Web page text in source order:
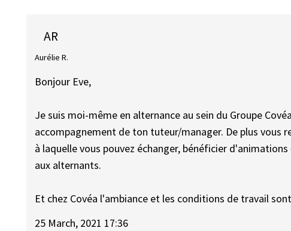
AR
Aurélie R.
Bonjour Eve,
Je suis moi-même en alternance au sein du Groupe
accompagnement de ton tuteur/manager. De plus vous
à laquelle vous pouvez échanger, bénéficier
aux alternants.
Et chez Covéa l'ambiance et les conditions de travail
25 March, 2021 17:36